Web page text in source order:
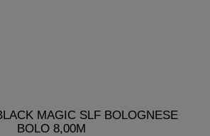
MAGIC SLF BOLOGNESE
BOLO 8,00M